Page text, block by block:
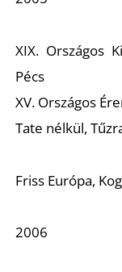
XIX. Országos
Pécs
XV. Országos
Tate nélkül,
Friss Európa,
2006